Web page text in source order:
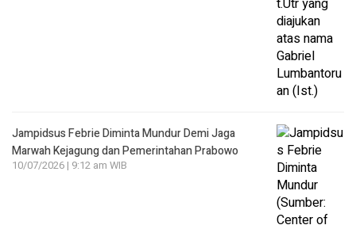
Jampidsus Febrie Diminta Mundur Demi Jaga
Marwah Kejagung dan Pemerintahan Prabowo
10/07/2026 | 9:12 am WIB